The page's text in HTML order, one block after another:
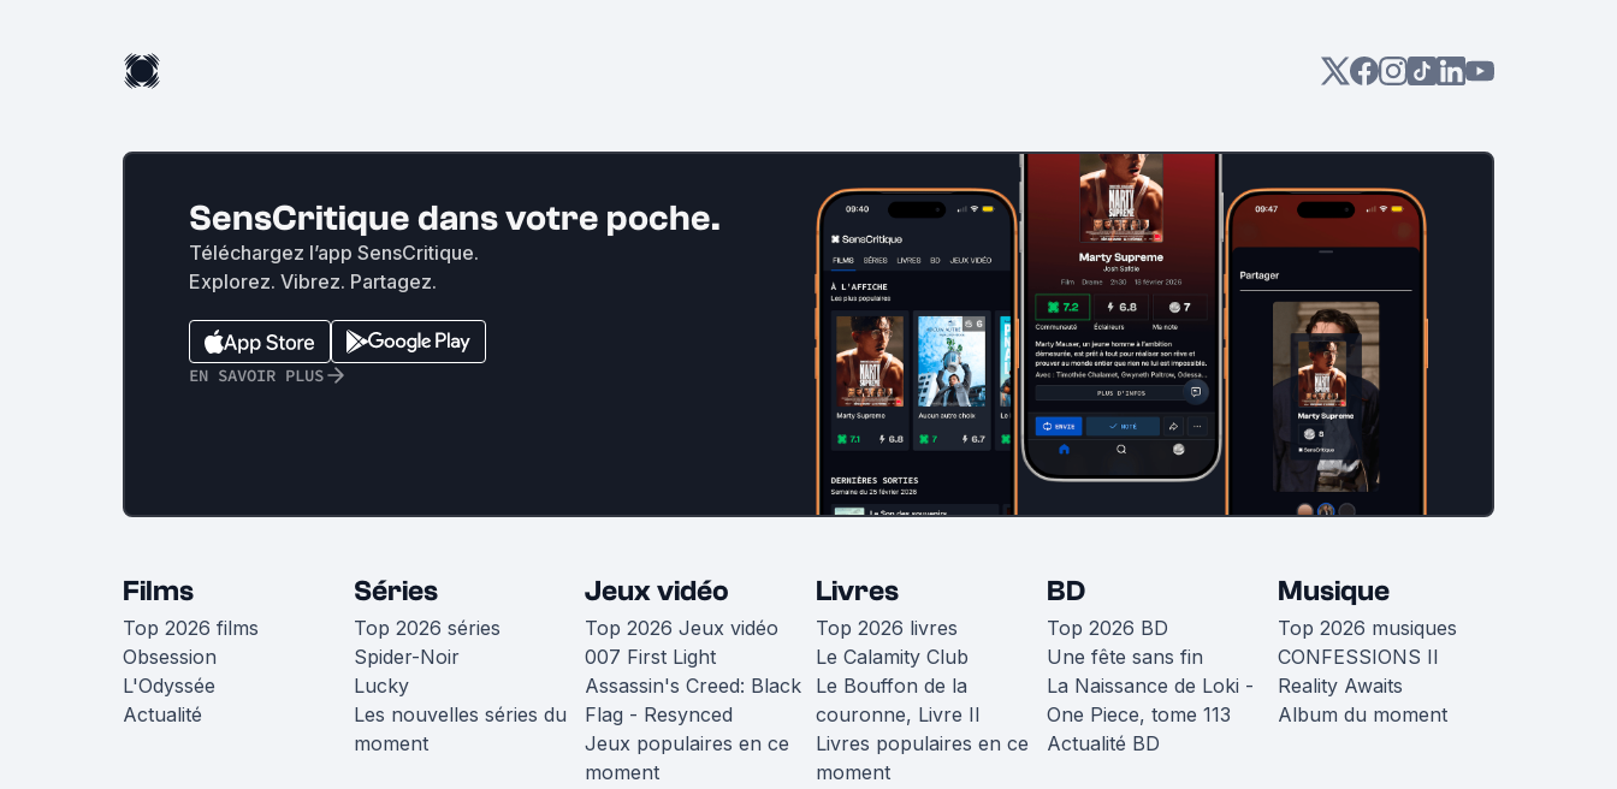
SensCritique dans votre poche.
Téléchargez l’app SensCritique.
Explorez. Vibrez. Partagez.
EN SAVOIR PLUS
Films
Top 2026 films
Obsession
L'Odyssée
Actualité
Séries
Top 2026 séries
Spider-Noir
Lucky
Les nouvelles séries du
moment
Jeux vidéo
Top 2026 Jeux vidéo
007 First Light
Assassin's Creed: Black
Flag - Resynced
Jeux populaires en ce
moment
Livres
Top 2026 livres
Le Calamity Club
Le Bouffon de la
couronne, Livre II
Livres populaires en ce
moment
BD
Top 2026 BD
Une fête sans fin
La Naissance de Loki -
One Piece, tome 113
Actualité BD
Musique
Top 2026 musiques
CONFESSIONS II
Reality Awaits
Album du moment